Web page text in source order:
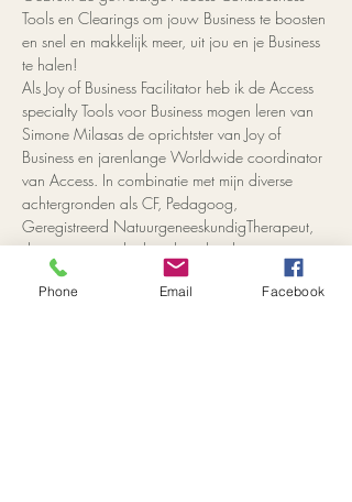
Tools en Clearings om jouw Business te boosten
en snel en makkelijk meer, uit jou en je Business
te halen!
Als Joy of Business Facilitator heb ik de Access
specialty Tools voor Business mogen leren van
Simone Milasas de oprichtster van Joy of
Business en jarenlange Worldwide coordinator
van Access. In combinatie met mijn diverse
achtergronden als CF, Pedagoog,
Geregistreerd NatuurgeneeskundigTherapeut,
docent en moeder kan ik zo breder en op mijn
geheel eigen manier meekijken, vertellen en
faciliteren.
Phone Email Facebook